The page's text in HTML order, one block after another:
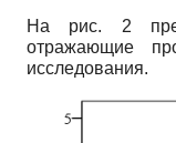
На рис. 2
отражающие
исследования.